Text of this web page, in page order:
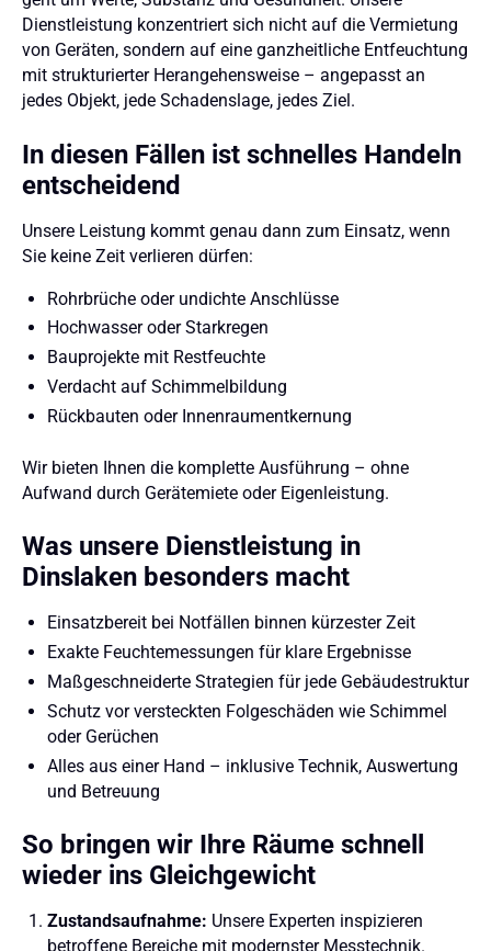
Dienstleistung konzentriert sich nicht auf die Vermietung
von Geräten, sondern auf eine ganzheitliche Entfeuchtung
mit strukturierter Herangehensweise – angepasst an
jedes Objekt, jede Schadenslage, jedes Ziel.
In diesen Fällen ist schnelles Handeln
entscheidend
Unsere Leistung kommt genau dann zum Einsatz, wenn
Sie keine Zeit verlieren dürfen:
Rohrbrüche oder undichte Anschlüsse
Hochwasser oder Starkregen
Bauprojekte mit Restfeuchte
Verdacht auf Schimmelbildung
Rückbauten oder Innenraumentkernung
Wir bieten Ihnen die komplette Ausführung – ohne
Aufwand durch Gerätemiete oder Eigenleistung.
Was unsere Dienstleistung in
Dinslaken besonders macht
Einsatzbereit bei Notfällen binnen kürzester Zeit
Exakte Feuchtemessungen für klare Ergebnisse
Maßgeschneiderte Strategien für jede Gebäudestruktur
Schutz vor versteckten Folgeschäden wie Schimmel
oder Gerüchen
Alles aus einer Hand – inklusive Technik, Auswertung
und Betreuung
So bringen wir Ihre Räume schnell
wieder ins Gleichgewicht
Zustandsaufnahme: Unsere Experten inspizieren
betroffene Bereiche mit modernster Messtechnik.